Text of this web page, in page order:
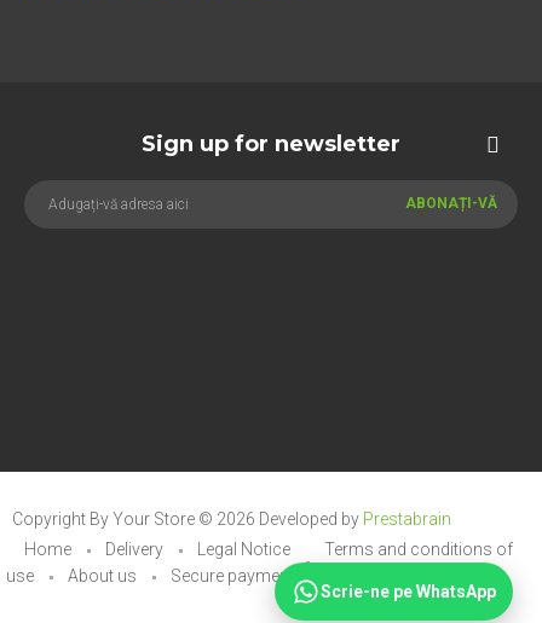
Scrie-ne pe WhatsApp
Sign up for newsletter
ABONAȚI-VĂ
Copyright By Your Store © 2026 Developed by Prestabrain
Home
Delivery Legal Notice
Terms and conditions of
use
About us Secure payment